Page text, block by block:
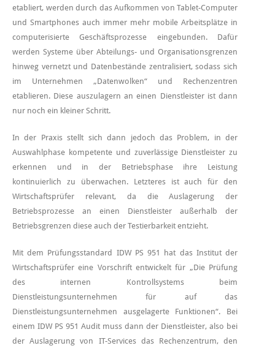
etabliert, werden durch das Aufkommen von Tablet-Computer
und Smartphones auch immer mehr mobile Arbeitsplätze in
computerisierte Geschäftsprozesse eingebunden. Dafür
werden Systeme über Abteilungs- und Organisationsgrenzen
hinweg vernetzt und Datenbestände zentralisiert, sodass sich
im Unternehmen „Datenwolken“ und Rechenzentren
etablieren. Diese auszulagern an einen Dienstleister ist dann
nur noch ein kleiner Schritt.
In der Praxis stellt sich dann jedoch das Problem, in der
Auswahlphase kompetente und zuverlässige Dienstleister zu
erkennen und in der Betriebsphase ihre Leistung
kontinuierlich zu überwachen. Letzteres ist auch für den
Wirtschaftsprüfer relevant, da die Auslagerung der
Betriebsprozesse an einen Dienstleister außerhalb der
Betriebsgrenzen diese auch der Testierbarkeit entzieht.
Mit dem Prüfungsstandard IDW PS 951 hat das Institut der
Wirtschaftsprüfer eine Vorschrift entwickelt für „Die Prüfung
des internen Kontrollsystems beim
Dienstleistungsunternehmen für auf das
Dienstleistungsunternehmen ausgelagerte Funktionen“. Bei
einem IDW PS 951 Audit muss dann der Dienstleister, also bei
der Auslagerung von IT-Services das Rechenzentrum, den